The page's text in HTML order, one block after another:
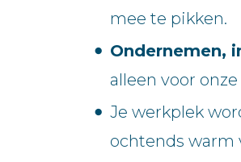
mee te pikken.
Ondernemen,
alleen voor
Je werkplek
ochtends warm